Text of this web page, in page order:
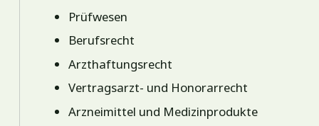
Prüfwesen
Berufsrecht
Arzthaftungsrecht
Vertragsarzt- und Honorarrecht
Arzneimittel und Medizinprodukte